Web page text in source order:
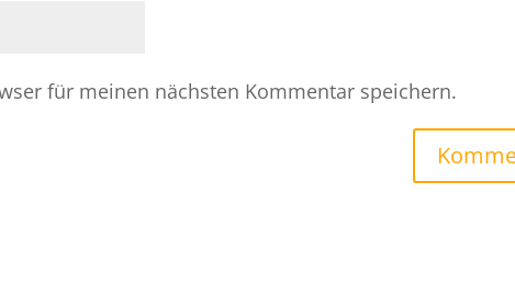
für meinen nächsten Kommentar speichern.